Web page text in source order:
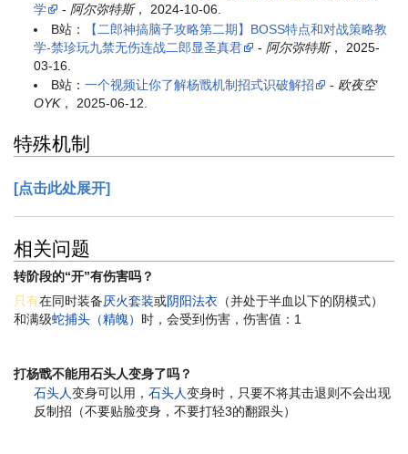
学
- 阿尔弥特斯， 2024-10-06.
B站：
【二郎神搞脑子攻略第二期】BOSS特点和对战策略教
学-禁珍玩九禁无伤连战二郎显圣真君
- 阿尔弥特斯， 2025-
03-16.
B站：一个视频让你了解杨戬机制招式识破解招 - 欧夜空
OYK， 2025-06-12.
特殊机制
[点击此处展开]
相关问题
转阶段的“开”有伤害吗？
只有在同时装备厌火套装或阴阳法衣 （并处于半血以下的阴模式）
和满级蛇捕头（精魄） 时，会受到伤害，伤害值：1
打杨戬不能用石头人变身了吗？
石头人变身可以用，石头人变身时，只要不将其击退则不会出现
反制招（不要贴脸变身，不要打轻3的翻跟头）